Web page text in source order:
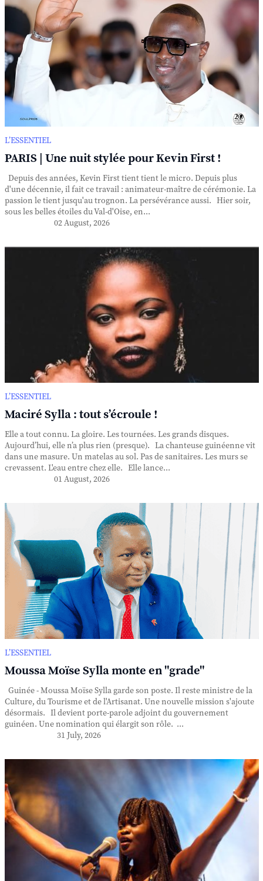
L’ESSENTIEL
PARIS | Une nuit stylée pour Kevin First !
Depuis des années, Kevin First tient tient le micro. Depuis plus
d'une décennie, il fait ce travail : animateur-maître de cérémonie. La
passion le tient jusqu'au trognon. La persévérance aussi. Hier soir,
sous les belles étoiles du Val-d'Oise, en...
02 August, 2026
L’ESSENTIEL
Maciré Sylla : tout s’écroule !
Elle a tout connu. La gloire. Les tournées. Les grands disques.
Aujourd’hui, elle n’a plus rien (presque). La chanteuse guinéenne vit
dans une masure. Un matelas au sol. Pas de sanitaires. Les murs se
crevassent. L'eau entre chez elle. Elle lance...
01 August, 2026
L’ESSENTIEL
Moussa Moïse Sylla monte en "grade"
Guinée - Moussa Moïse Sylla garde son poste. Il reste ministre de la
Culture, du Tourisme et de l'Artisanat. Une nouvelle mission s'ajoute
désormais. Il devient porte-parole adjoint du gouvernement
guinéen. Une nomination qui élargit son rôle. ...
31 July, 2026